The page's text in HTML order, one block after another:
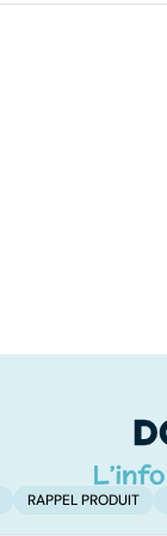
RAPPEL PRODUIT